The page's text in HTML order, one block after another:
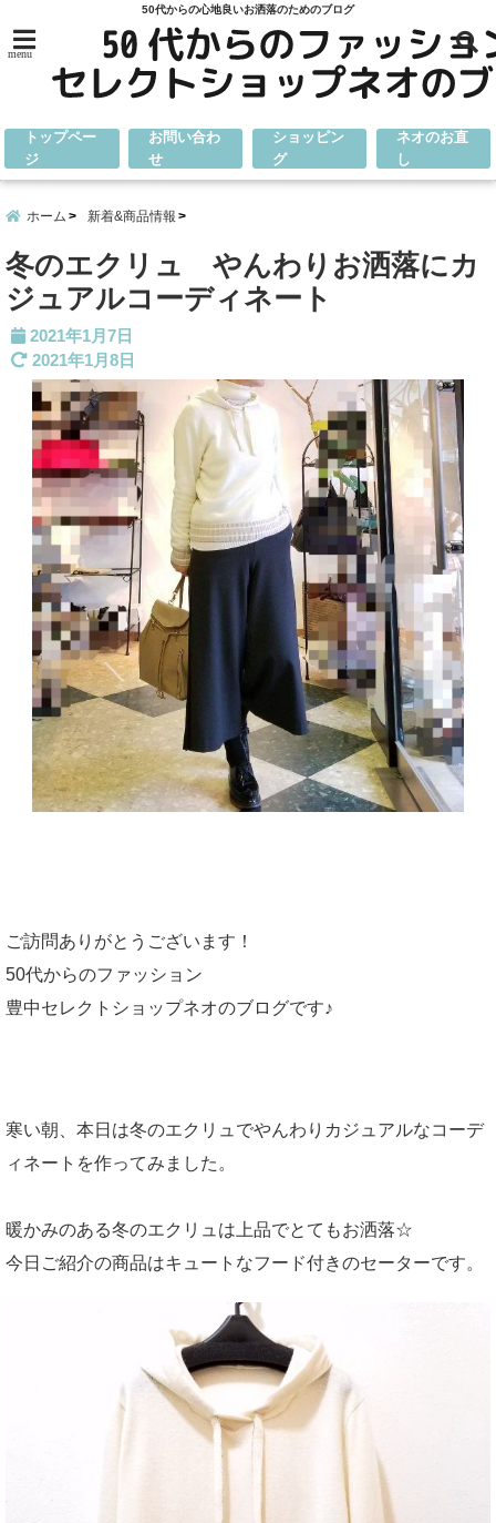
50代からの心地良いお洒落のためのブログ
menu
トップペー
ジ
お問い合わ
せ
ショッピン
グ
ネオのお直
し
ホーム 新着&商品情報
冬のエクリュ やんわりお洒落にカ
ジュアルコーディネート
2021年1月7日
2021年1月8日
ご訪問ありがとうございます！
50代からのファッション
豊中セレクトショップネオのブログです♪
寒い朝、本日は冬のエクリュでやんわりカジュアルなコーデ
ィネートを作ってみました。
暖かみのある冬のエクリュは上品でとてもお洒落☆
今日ご紹介の商品はキュートなフード付きのセーターです。